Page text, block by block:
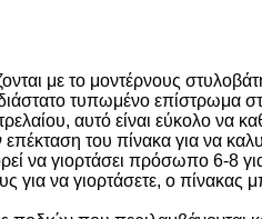
με το μοντέρνους
τυπωμένο επίστρωμα
αυτό είναι εύκολο να
του πίνακα για να
να γιορτάσει πρόσωπο 6-8
για να γιορτάσετε, ο πίνακας